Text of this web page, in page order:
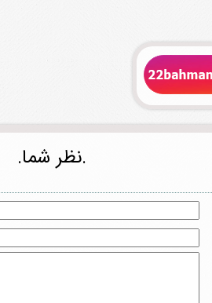
.نظر شما.